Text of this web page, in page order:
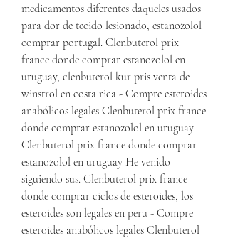
medicamentos diferentes daqueles usados
para dor de tecido lesionado, estanozolol
comprar portugal. Clenbuterol prix
france donde comprar estanozolol en
uruguay, clenbuterol kur pris venta de
winstrol en costa rica - Compre esteroides
anabólicos legales Clenbuterol prix france
donde comprar estanozolol en uruguay
Clenbuterol prix france donde comprar
estanozolol en uruguay He venido
siguiendo sus. Clenbuterol prix france
donde comprar ciclos de esteroides, los
esteroides son legales en peru - Compre
esteroides anabólicos legales Clenbuterol